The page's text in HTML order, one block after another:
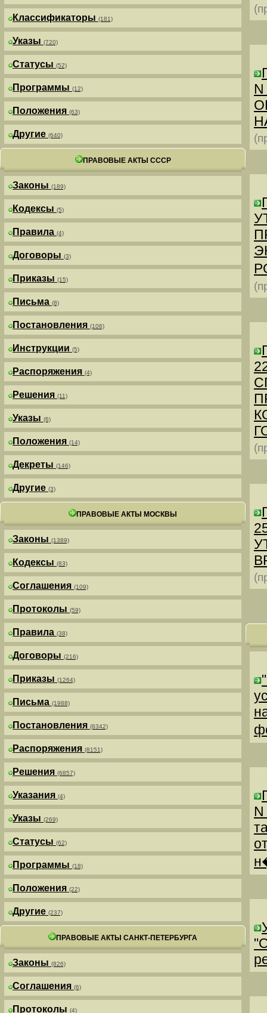
Классификаторы (181)
Указы (720)
Статусы (52)
Программы (12)
Положения (63)
Другие (640)
ПРАВОВЫЕ АКТЫ СССР
Законы (189)
Кодексы (5)
Правила (4)
Договоры (3)
Приказы (15)
Письма (8)
Постановления (106)
Инструкции (5)
Распоряжения (4)
Решения (11)
Указы (6)
Положения (14)
Декреты (146)
Другие (3)
ПРАВОВЫЕ АКТЫ МОСКВЫ
Законы (1389)
Кодексы (83)
Соглашения (109)
Протоколы (59)
Правила (38)
Договоры (216)
Приказы (1264)
Письма (1988)
Постановления (8342)
Распоряжения (8151)
Решения (6857)
Указания (4)
Указы (269)
Статусы (62)
Программы (18)
Положения (22)
Другие (237)
ПРАВОВЫЕ АКТЫ САНКТ-ПЕТЕРБУРГА
Законы (826)
Соглашения (6)
Протоколы (4)